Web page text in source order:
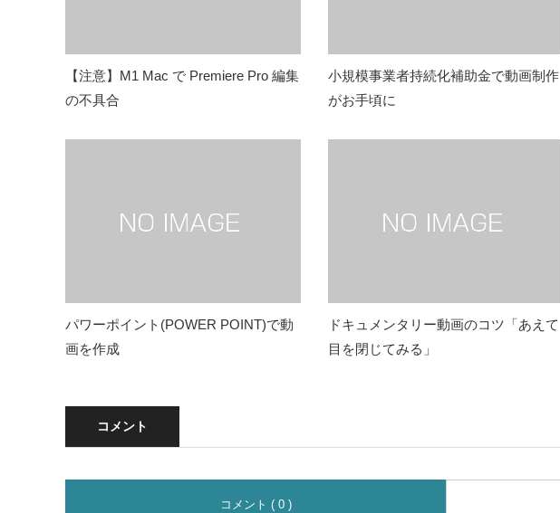
【注意】M1 Mac で Premiere Pro 編集
の不具合
小規模事業者持続化補助金で動画制作
がお手頃に
パワーポイント(POWER POINT)で動
画を作成
ドキュメンタリー動画のコツ「あえて
目を閉じてみる」
コメント
コメント ( 0 )